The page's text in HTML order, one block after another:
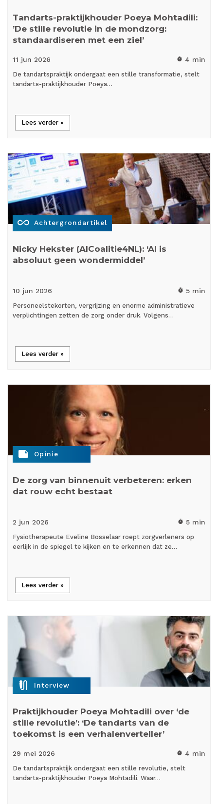
Tandarts-praktijkhouder Poeya Mohtadili:
’De stille revolutie in de mondzorg:
standaardiseren met een ziel’
11 jun 2026 timer 4 min
De tandartspraktijk ondergaat een stille transformatie, stelt
tandarts-praktijkhouder Poeya…
Lees verder »
all_inclusive Achtergrondartikel
Nicky Hekster (AICoalitie4NL): ‘AI is
absoluut geen wondermiddel’
10 jun 2026 timer 5 min
Personeelstekorten, vergrijzing en enorme administratieve
verplichtingen zetten de zorg onder druk. Volgens…
Lees verder »
note Opinie
De zorg van binnenuit verbeteren: erken
dat rouw echt bestaat
2 jun 2026 timer 5 min
Fysiotherapeute Eveline Bosselaar roept zorgverleners op
eerlijk in de spiegel te kijken en te erkennen dat ze…
Lees verder »
mic_external_on Interview
Praktijkhouder Poeya Mohtadili over ‘de
stille revolutie’: ‘De tandarts van de
toekomst is een verhalenverteller’
29 mei 2026 timer 4 min
De tandartspraktijk ondergaat een stille revolutie, stelt
tandarts-praktijkhouder Poeya Mohtadili. Waar…